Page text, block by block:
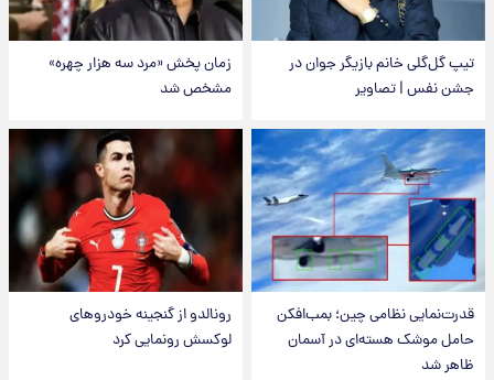
تیپ گل‌گلی خانم بازیگر جوان در
جشن نفس | تصاویر
زمان پخش «مرد سه هزار چهره»
مشخص شد
قدرت‌نمایی نظامی چین؛ بمب‌افکن
حامل موشک هسته‌ای در آسمان
ظاهر شد
رونالدو از گنجینه خودروهای
لوکسش رونمایی کرد